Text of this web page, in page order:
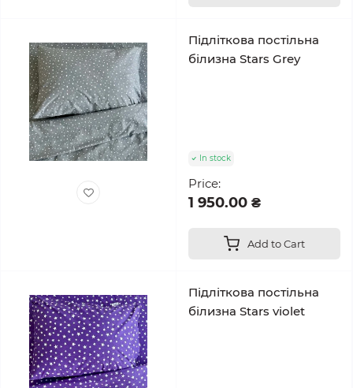
Підліткова постільна
білизна Stars Grey
In stock
Price:
1 950.00 ₴
Add to Cart
Підліткова постільна
білизна Stars violet